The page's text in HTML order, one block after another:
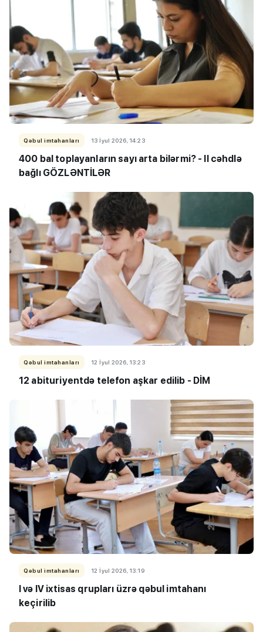
Qəbul imtahanları 13 İyul 2026, 14:23
400 bal toplayanların sayı arta bilərmi? - II cəhdlə
bağlı GÖZLƏNTİLƏR
Qəbul imtahanları 12 İyul 2026, 13:23
12 abituriyentdə telefon aşkar edilib - DİM
Qəbul imtahanları 12 İyul 2026, 13:19
I və IV ixtisas qrupları üzrə qəbul imtahanı
keçirilib